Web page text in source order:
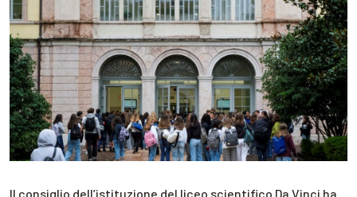
Il consiglio dell’istituzione del liceo scientifico Da Vinci ha